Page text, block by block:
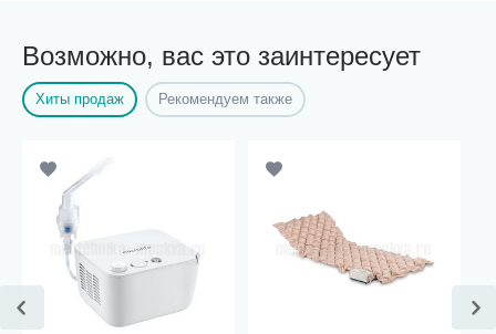
Возможно, вас это заинтересует
Хиты продаж Рекомендуем также